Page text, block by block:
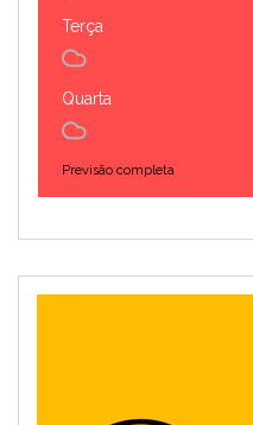
Terça
Quarta
Previsão completa